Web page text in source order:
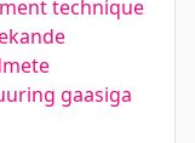
technique
gaasiga